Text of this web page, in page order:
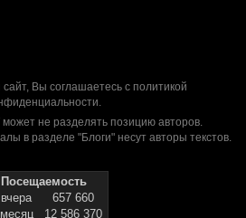
Вы соглашаетесь с политикой
.
не разделять позицию авторов.
в разделе "Блоги" несут авторы текстов.
Посещаемость
657 660
12 586 370